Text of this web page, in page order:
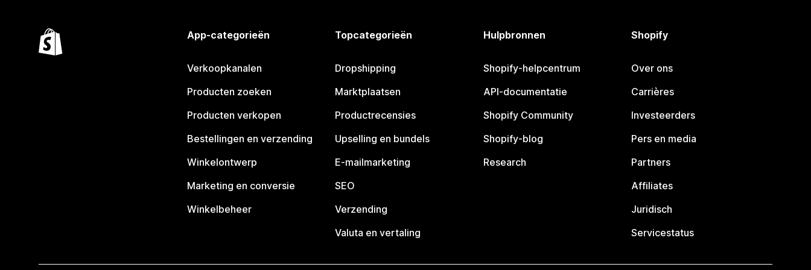
App-categorieën
Verkoopkanalen
Producten zoeken
Producten verkopen
Bestellingen en verzending
Winkelontwerp
Marketing en conversie
Winkelbeheer
Topcategorieën
Dropshipping
Marktplaatsen
Productrecensies
Upselling en bundels
E-mailmarketing
SEO
Verzending
Valuta en vertaling
Hulpbronnen
Shopify-helpcentrum
API-documentatie
Shopify Community
Shopify-blog
Research
Shopify
Over ons
Carrières
Investeerders
Pers en media
Partners
Affiliates
Juridisch
Servicestatus